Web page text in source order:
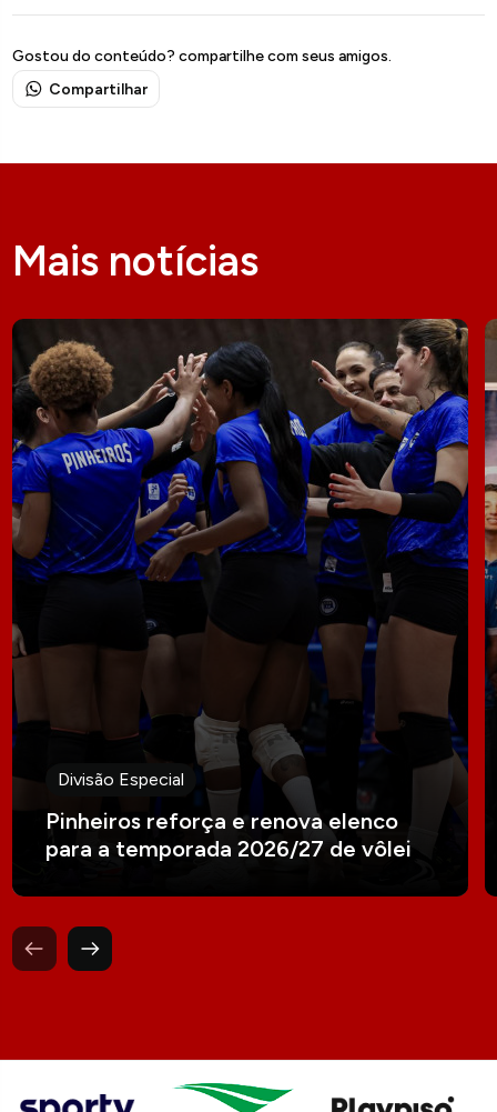
Gostou do conteúdo? compartilhe com seus amigos.
Compartilhar
Mais notícias
Divisão Especial
Pinheiros reforça e renova elenco
para a temporada 2026/27 de vôlei